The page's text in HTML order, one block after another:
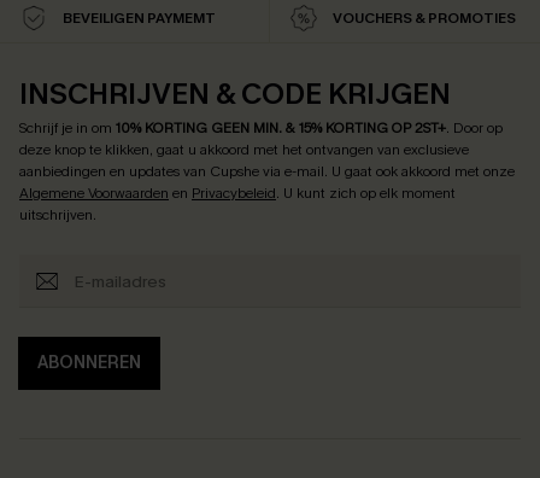
BEVEILIGEN PAYMEMT VOUCHERS & PROMOTIES
INSCHRIJVEN & CODE KRIJGEN
Schrijf je in om 10% KORTING GEEN MIN. & 15% KORTING OP 2ST+. Door op
deze knop te klikken, gaat u akkoord met het ontvangen van exclusieve
aanbiedingen en updates van Cupshe via e-mail. U gaat ook akkoord met onze
Algemene Voorwaarden en Privacybeleid. U kunt zich op elk moment
uitschrijven.
ABONNEREN